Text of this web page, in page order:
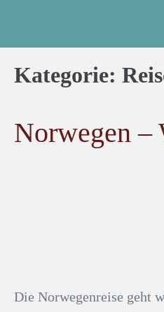
Kategorie:
Norwegen –
Die Norwegenreise geht